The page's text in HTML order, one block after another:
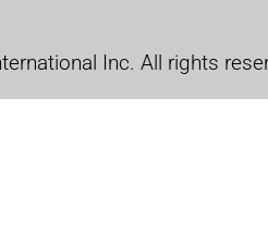
Inc. All rights